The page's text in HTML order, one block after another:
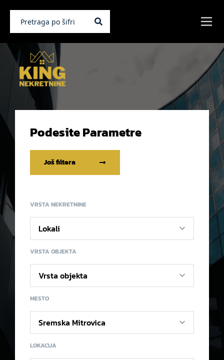
Podesite Parametre
Još filtera
VRSTA NEKRETNINE
VRSTA OBJEKTA
MESTO
LOKACIJA